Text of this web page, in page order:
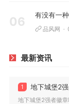
06
品风网
最新资讯
1 地下城堡2